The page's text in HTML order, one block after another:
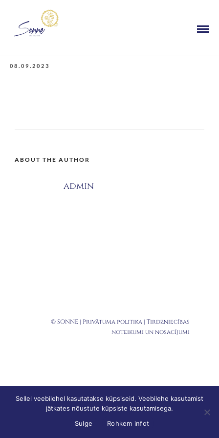
08.09.2023
ABOUT THE AUTHOR
admin
© SONNE | Privātuma politika | Tirdzniecības
noteikumi un nosacījumi
Sellel veebilehel kasutatakse küpsiseid. Veebilehe kasutamist
jätkates nõustute küpsiste kasutamisega.
Sulge
Rohkem infot